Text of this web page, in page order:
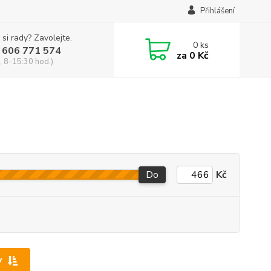
Přihlášení
rady? Zavolejte.
771 574
8-15:30 hod.)
0ks
za 0 Kč
Do Kč